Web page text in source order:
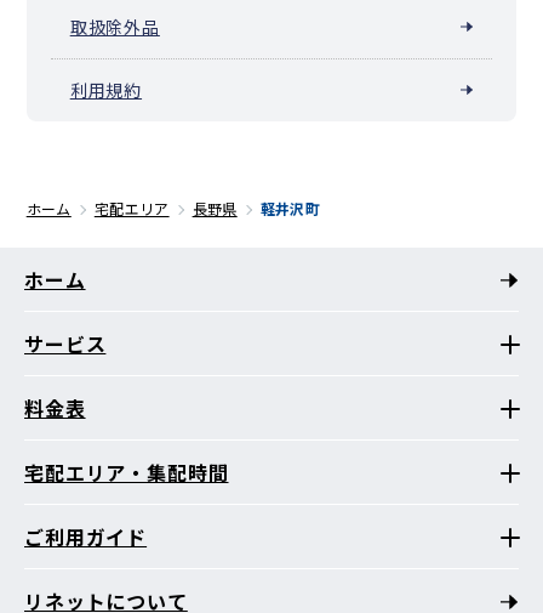
取扱除外品
利用規約
ホーム 宅配エリア 長野県 軽井沢町
ホーム
サービス
料金表
宅配エリア・集配時間
ご利用ガイド
リネットについて